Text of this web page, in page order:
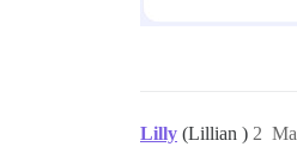
Lilly (Lillian ) 2